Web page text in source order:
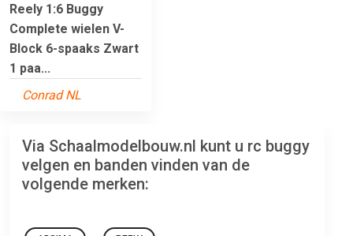
Reely 1:6 Buggy
Complete wielen V-
Block 6-spaaks Zwart
1 paa...
Conrad NL
Via Schaalmodelbouw.nl kunt u rc buggy
velgen en banden vinden van de
volgende merken: